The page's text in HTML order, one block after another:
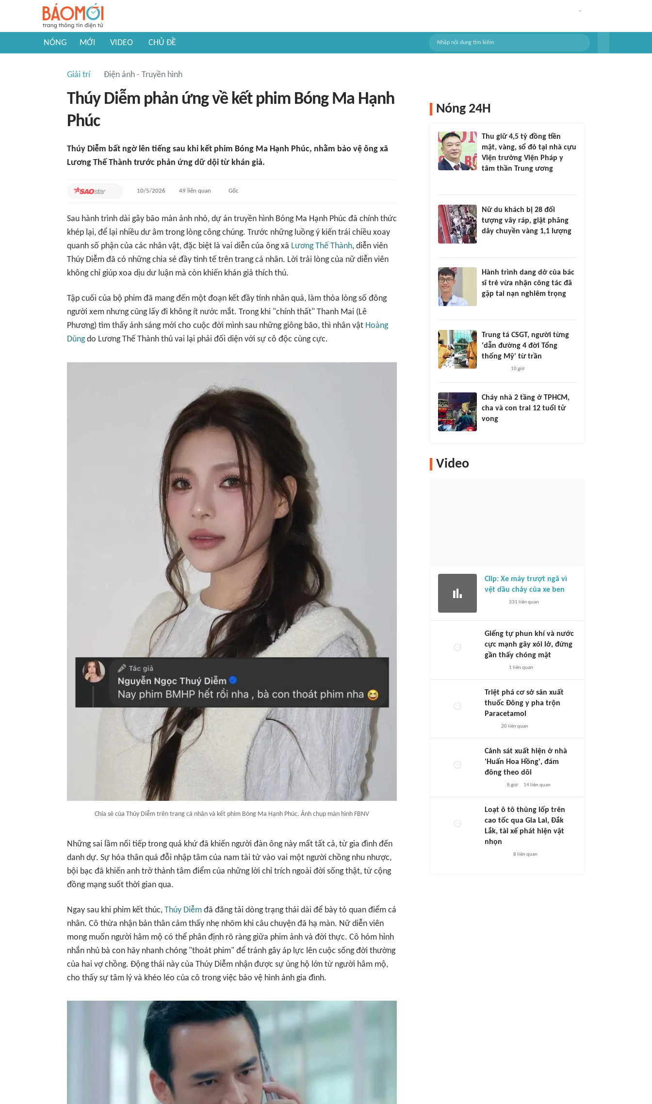
NÓNG MỚI VIDEO CHỦ ĐỀ
Giải trí Điện ảnh - Truyền hình
Thúy Diễm phản ứng về kết phim Bóng Ma Hạnh
Phúc
Thúy Diễm bất ngờ lên tiếng sau khi kết phim Bóng Ma Hạnh Phúc, nhằm bảo vệ ông xã
Lương Thế Thành trước phản ứng dữ dội từ khán giả.
10/5/2026 49 liên quan Gốc
Sau hành trình dài gây bão màn ảnh nhỏ, dự án truyền hình Bóng Ma Hạnh Phúc đã chính thức
khép lại, để lại nhiều dư âm trong lòng công chúng. Trước những luồng ý kiến trái chiều xoay
quanh số phận của các nhân vật, đặc biệt là vai diễn của ông xã Lương Thế Thành, diễn viên
Thúy Diễm đã có những chia sẻ đầy tinh tế trên trang cá nhân. Lời trải lòng của nữ diễn viên
không chỉ giúp xoa dịu dư luận mà còn khiến khán giả thích thú.
Tập cuối của bộ phim đã mang đến một đoạn kết đầy tính nhân quả, làm thỏa lòng số đông
người xem nhưng cũng lấy đi không ít nước mắt. Trong khi "chính thất" Thanh Mai (Lê
Phương) tìm thấy ánh sáng mới cho cuộc đời mình sau những giông bão, thì nhân vật Hoàng
Dũngdo Lương Thế Thành thủ vai lại phải đối diện với sự cô độc cùng cực.
Chía sẻ của Thúy Diễm trên trang cá nhân và kết phim Bóng Ma Hạnh Phúc. Ảnh chụp màn hình FBNV
Những sai lầm nối tiếp trong quá khứ đã khiến người đàn ông này mất tất cả, từ gia đình đến
danh dự. Sự hóa thân quá đỗi nhập tâm của nam tài tử vào vai một người chồng nhu nhược,
bội bạc đã khiến anh trở thành tâm điểm của những lời chỉ trích ngoài đời sống thật, từ cộng
đồng mạng suốt thời gian qua.
Ngay sau khi phim kết thúc, Thúy Diễm đã đăng tải dòng trạng thái dài để bày tỏ quan điểm cá
nhân. Cô thừa nhận bản thân cảm thấy nhẹ nhõm khi câu chuyện đã hạ màn. Nữ diễn viên
mong muốn người hâm mộ có thể phân định rõ ràng giữa phim ảnh và đời thực. Cô hóm hỉnh
nhắn nhủ bà con hãy nhanh chóng "thoát phim" để tránh gây áp lực lên cuộc sống đời thường
của hai vợ chồng. Động thái này của Thúy Diễm nhận được sự ủng hộ lớn từ người hâm mộ,
cho thấy sự tâm lý và khéo léo của cô trong việc bảo vệ hình ảnh gia đình.
Nóng 24H
Thu giữ 4,5 tỷ đồng tiền
mặt, vàng, sổ đỏ tại nhà cựu
Viện trưởng Viện Pháp y
tâm thần Trung ương
Nữ du khách bị 28 đối
tượng vây ráp, giật phăng
dây chuyền vàng 1,1 lượng
Hành trình dang dở của bác
sĩ trẻ vừa nhận công tác đã
gặp tai nạn nghiêm trọng
Trung tá CSGT, người từng
'dẫn đường 4 đời Tổng
thống Mỹ' từ trần
10 giờ
Cháy nhà 2 tầng ở TPHCM,
cha và con trai 12 tuổi tử
vong
Video
Clip: Xe máy trượt ngã vì
vệt dầu chảy của xe ben
331 liên quan
Giếng tự phun khí và nước
cực mạnh gây xói lở, đứng
gần thấy chóng mặt
1 liên quan
Triệt phá cơ sở sản xuất
thuốc Đông y pha trộn
Paracetamol
20liên quan
Cảnh sát xuất hiện ở nhà
'Huấn Hoa Hồng', đám
đông theo dõi
8 giờ 14liên quan
Loạt ô tô thủng lốp trên
cao tốc qua Gia Lai, Đắk
Lắk, tài xế phát hiện vật
nhọn
8 liên quan